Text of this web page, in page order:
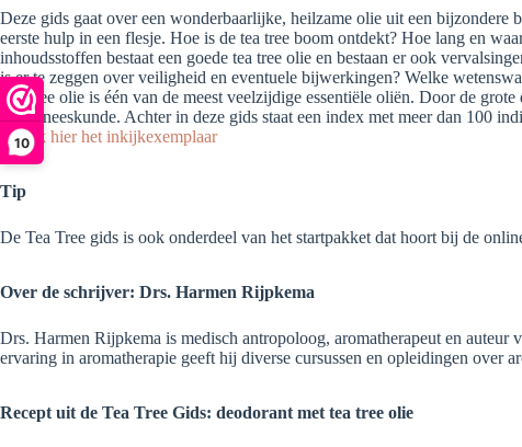
10
Deze gids gaat over een wonderbaarlijke, heilzame olie uit een bijzondere
eerste hulp in een flesje. Hoe is de tea tree boom ontdekt? Hoe lang en
inhoudsstoffen bestaat een goede tea tree olie en bestaan er ook
is er te zeggen over veiligheid en eventuele bijwerkingen? Welke
Tea tree olie is één van de meest veelzijdige essentiële oliën. Door de
diergeneeskunde. Achter in deze gids staat een index met meer dan 100
Bekijk hier het inkijkexemplaar
Tip
De Tea Tree gids is ook onderdeel van het startpakket dat hoort bij de
Over de schrijver: Drs. Harmen Rijpkema
Drs. Harmen Rijpkema is medisch antropoloog, aromatherapeut en
ervaring in aromatherapie geeft hij diverse cursussen en opleidingen over
Recept uit de Tea Tree Gids: deodorant met tea tree olie